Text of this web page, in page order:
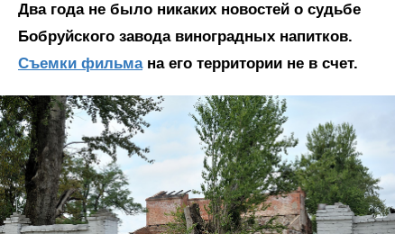
Два года не было никаких новостей о судьбе
Бобруйского завода виноградных напитков.
Съемки фильмана его территории не в счет.